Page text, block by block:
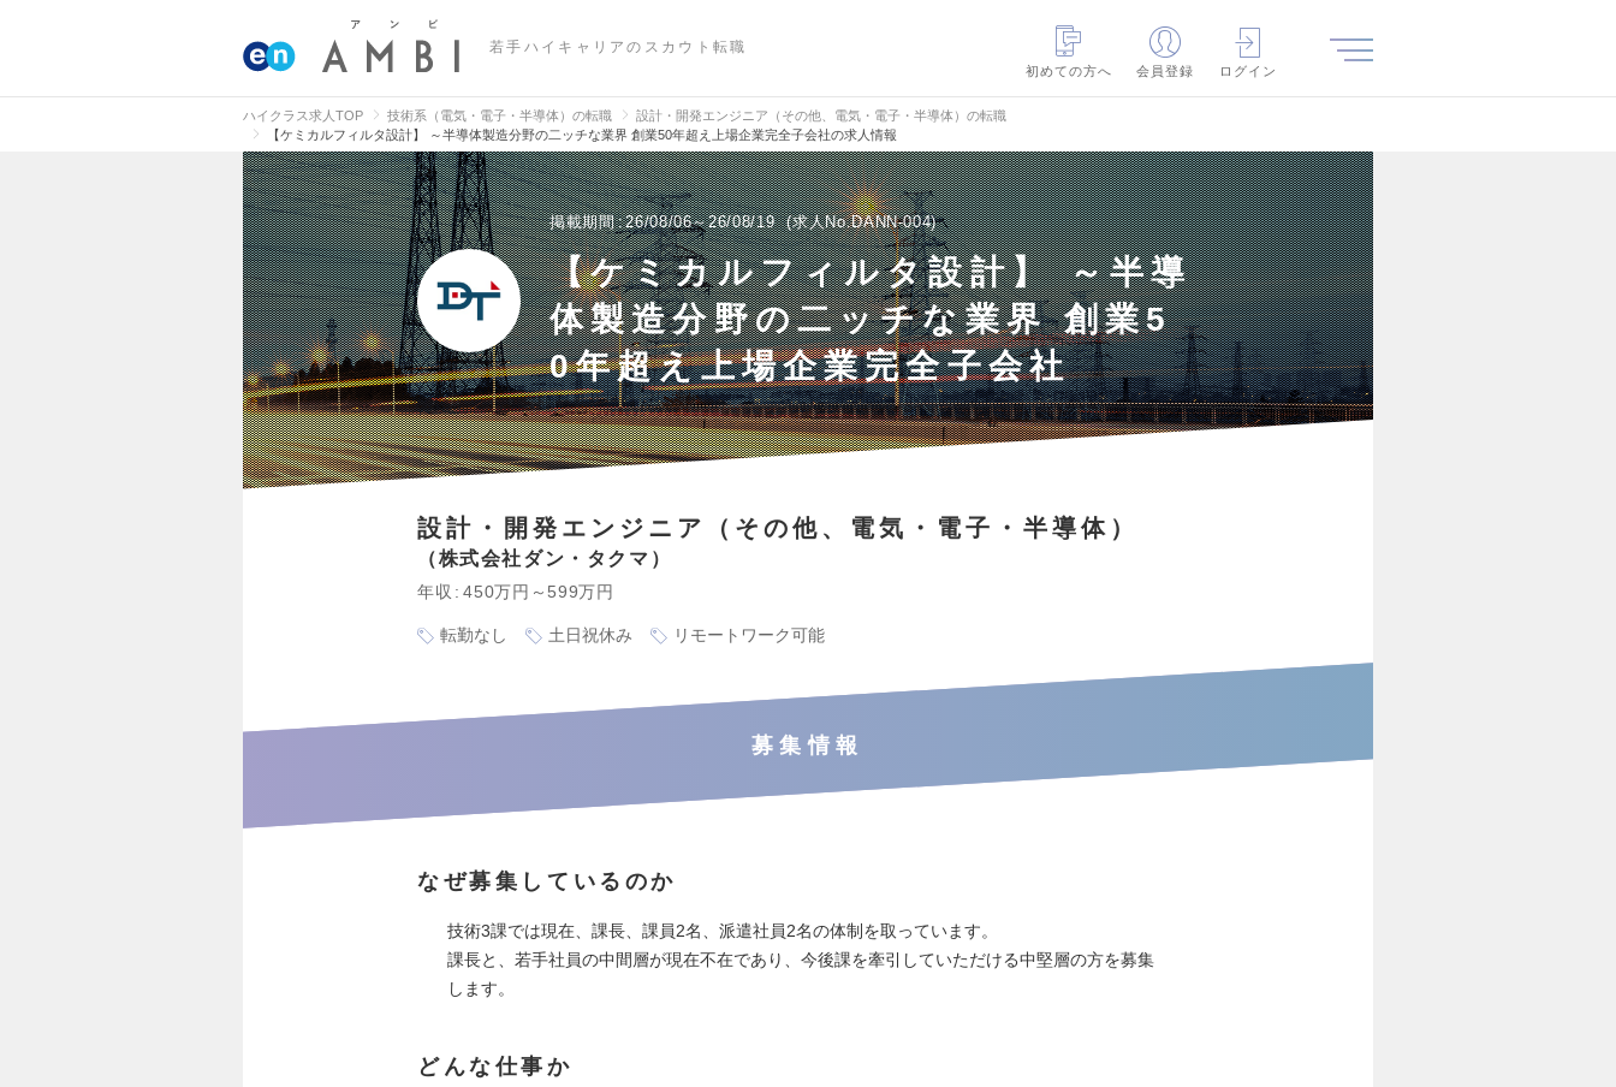
若手ハイキャリアのスカウト転職
初めての方へ
会員登録 ログイン
ハイクラス求人TOP 技術系（電気・電子・半導体）の転職
設計・開発エンジニア（その他、電気・電子・半導体）の転職
【ケミカルフィルタ設計】 ～半導体製造分野の二ッチな業界 創業50年超え上場企業完全子会社の求人情報
掲載期間 26/08/06～26/08/19 求人No.DANN-004
【ケミカルフィルタ設計】 ～半導
体製造分野の二ッチな業界 創業5
0年超え上場企業完全子会社
設計・開発エンジニア（その他、電気・電子・半導体）
株式会社ダン・タクマ
年収 450万円～599万円
転勤なし 土日祝休み リモートワーク可能
募集情報
なぜ募集しているのか
技術3課では現在、課長、課員2名、派遣社員2名の体制を取っています。
課長と、若手社員の中間層が現在不在であり、今後課を牽引していただける中堅層の方を募集
します。
どんな仕事か